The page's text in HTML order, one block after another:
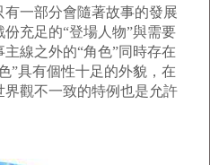
一部分會隨著故事的發展
充足的“登場人物”與需要
線之外的“角色”同時存在
”具有個性十足的外貌，在
觀不一致的特例也是允許